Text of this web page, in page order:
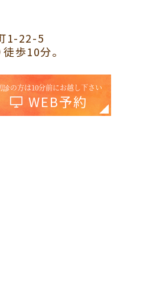
1-22-5
歩10分。
診の方は10分前にお越し下さい
WEB予約